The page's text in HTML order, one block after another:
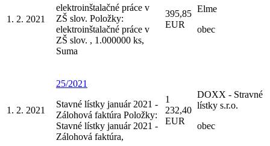
1. 2. 2021
elektroinštalačné práce v
ZŠ slov. Položky:
elektroinštalačné práce v
ZŠ slov. , 1.000000 ks,
Suma
395,85
EUR
Elme
obec
1. 2. 2021
25/2021
Stavné lístky január 2021 -
Zálohová faktúra Položky:
Stavné lístky január 2021 -
Zálohová faktúra,
1
232,40
EUR
DOXX - Stravné
lístky s.r.o.
obec